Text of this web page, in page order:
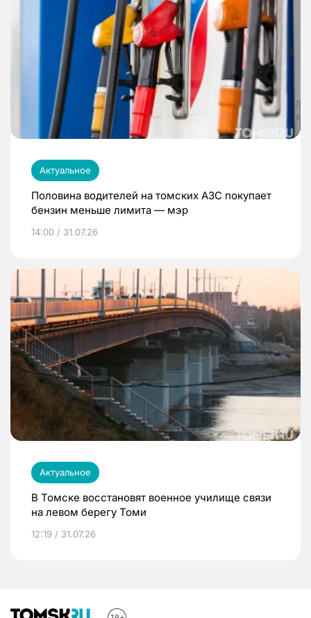
Актуальное
Половина водителей на томских АЗС покупает
бензин меньше лимита — мэр
14:00 / 31.07.26
Актуальное
В Томске восстановят военное училище связи
на левом берегу Томи
12:19 / 31.07.26